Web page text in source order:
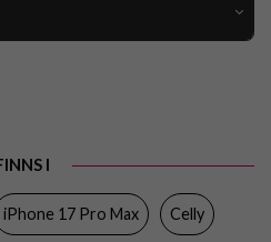
Trådlös laddning-kompatibel
Svart
I
iPhone 17 Pro Max Celly